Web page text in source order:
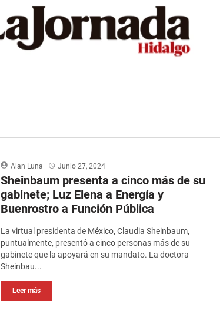
Alan Luna Junio 27, 2024
Sheinbaum presenta a cinco más de su
gabinete; Luz Elena a Energía y
Buenrostro a Función Pública
La virtual presidenta de México, Claudia Sheinbaum,
puntualmente, presentó a cinco personas más de su
gabinete que la apoyará en su mandato. La doctora
Sheinbau...
Leer más